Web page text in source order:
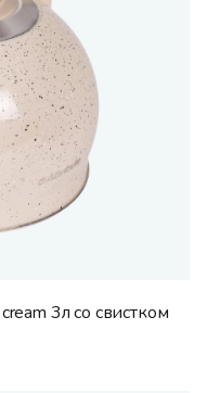
3л со свистком